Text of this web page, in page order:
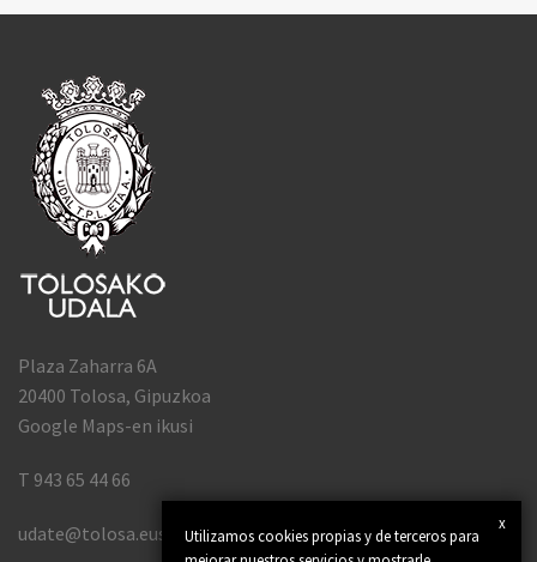
x
Utilizamos cookies propias y de terceros para
Plaza Zaharra 6A
20400 Tolosa, Gipuzkoa
Google Maps-en ikusi
T 943 65 44 66
udate@tolosa.eus